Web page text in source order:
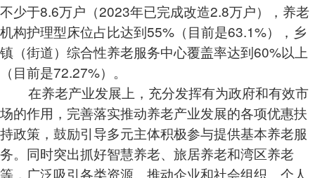
不少于8.6万户（2023年已完成改造2.8万户），养老
机构护理型床位占比达到55%（目前是63.1%），乡
镇（街道）综合性养老服务中心覆盖率达到60%以上
（目前是72.27%）。
在养老产业发展上，充分发挥有为政府和有效市
场的作用，完善落实推动养老产业发展的各项优惠扶
持政策，鼓励引导多元主体积极参与提供基本养老服
务。同时突出抓好智慧养老、旅居养老和湾区养老
等，广泛吸引各类资源、推动企业和社会组织、个人